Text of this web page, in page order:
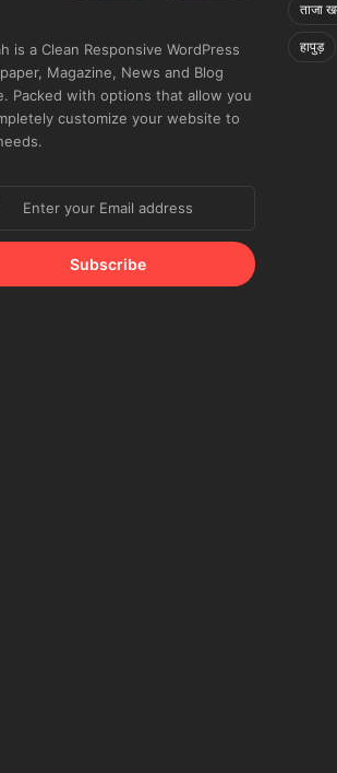
is a Clean Responsive WordPress
Magazine, News and Blog
Packed with options that allow you
customize your website to
ताजा
हापुड़